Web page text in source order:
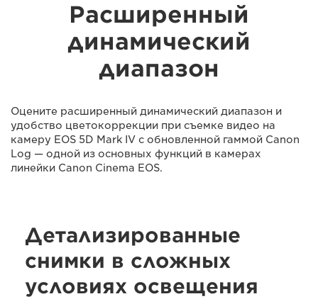
Расширенный
динамический
диапазон
Оцените расширенный динамический диапазон и
удобство цветокоррекции при съемке видео на
камеру EOS 5D Mark IV с обновленной гаммой Canon
Log — одной из основных функций в камерах
линейки Canon Cinema EOS.
Детализированные
снимки в сложных
условиях освещения